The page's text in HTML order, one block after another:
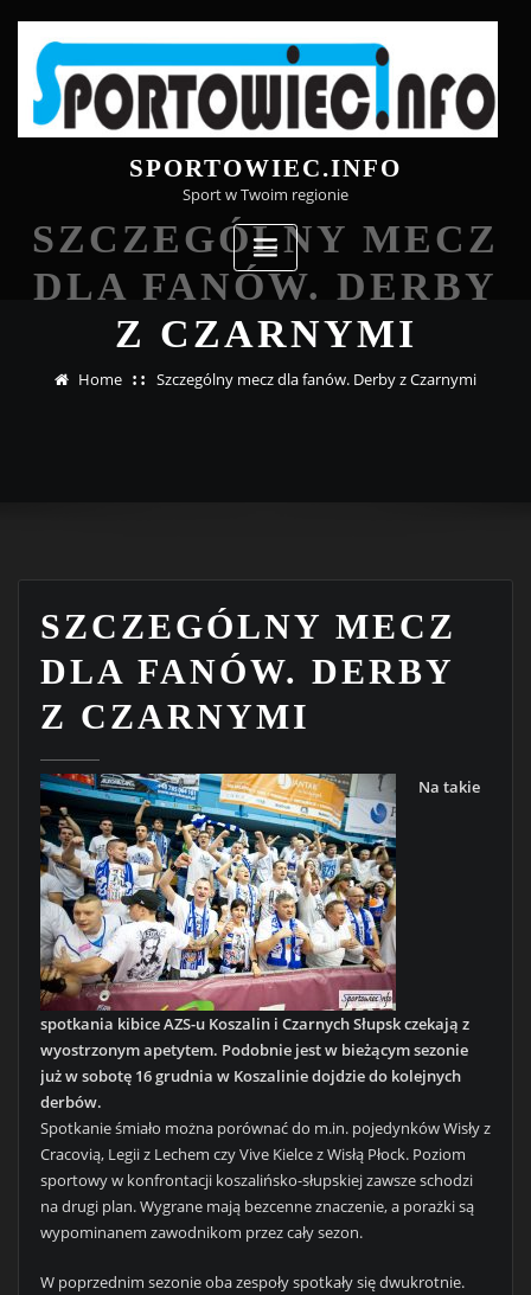
content
SPORTOWIEC.INFO
Sport w Twoim regionie
SZCZEGÓLNY MECZ
DLA FANÓW. DERBY
Z CZARNYMI
Home Szczególny mecz dla fanów. Derby z Czarnymi
SZCZEGÓLNY MECZ
DLA FANÓW. DERBY
Z CZARNYMI
Na takie
spotkania kibice AZS-u Koszalin i Czarnych Słupsk czekają z
wyostrzonym apetytem. Podobnie jest w bieżącym sezonie
już w sobotę 16 grudnia w Koszalinie dojdzie do kolejnych
derbów.
Spotkanie śmiało można porównać do m.in. pojedynków Wisły z
Cracovią, Legii z Lechem czy Vive Kielce z Wisłą Płock. Poziom
sportowy w konfrontacji koszalińsko-słupskiej zawsze schodzi
na drugi plan. Wygrane mają bezcenne znaczenie, a porażki są
wypominanem zawodnikom przez cały sezon.
W poprzednim sezonie oba zespoły spotkały się dwukrotnie.